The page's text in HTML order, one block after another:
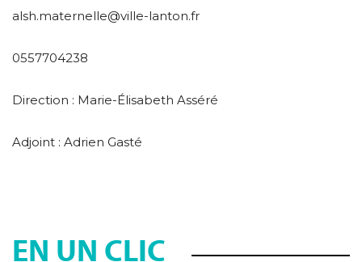
alsh.maternelle@ville-lanton.fr
0557704238
Direction : Marie-Élisabeth Asséré
Adjoint : Adrien Gasté
EN UN CLIC